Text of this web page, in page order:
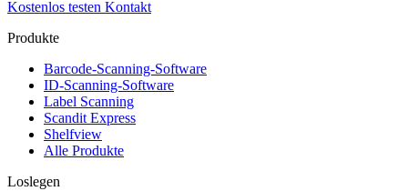
Kostenlos testen Kontakt
Produkte
Barcode-Scanning-Software
ID-Scanning-Software
Label Scanning
Scandit Express
Shelfview
Alle Produkte
Loslegen